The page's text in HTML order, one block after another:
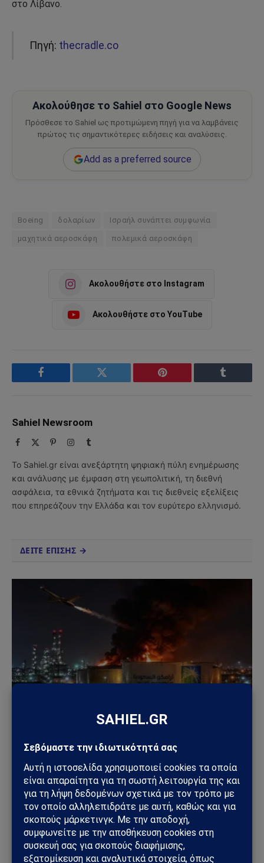
στο Λίβανο.
Πηγή: thecradle.co
Ακολούθησε το Sahiel στο Google News
Πρόσθεσε το Sahiel ως προτιμώμενη πηγή για να λαμβάνεις
πρώτος τις σημαντικότερες ειδήσεις και αναλύσεις.
Add as a preferred source
Boeing δολαρίων Ισραήλ συνάπτει συμφωνία
μαχητικά αεροσκάφη πολεμικά αεροσκάφη
Ακολουθήστε στο Instagram
Ακολουθήστε στο YouTube
Facebook Twitter Pinterest Tumblr
Sahiel Newsroom
Facebook PinterestInstagram
Tumblr
Το Sahiel.gr είναι ανεξάρτητη ψηφιακή πύλη ενημέρωσης
και ανάλυσης με έμφαση στη γεωπολιτική, τη διεθνή
ασφάλεια, τα εθνικά ζητήματα και τις διεθνείς εξελίξεις
που επηρεάζουν την Ελλάδα και τον ευρύτερο ελληνισμό.
ΔΕΙΤΕ ΕΠΙΣΗΣ →
Χούθι χτύπησαν την ενεργειακή καρδιά της
διυλιστήριο της Aramco στην Τζαζάν